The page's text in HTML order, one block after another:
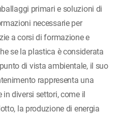
primari e soluzioni di
necessarie per
a corsi di formazione e
se la plastica è considerata
di vista ambientale, il suo
rappresenta una
diversi settori, come il
la produzione di energia